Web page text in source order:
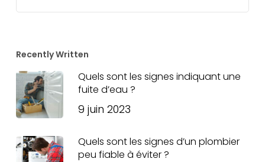
Recently Written
Quels sont les signes indiquant une
fuite d’eau ?
9 juin 2023
Quels sont les signes d’un plombier
peu fiable à éviter ?